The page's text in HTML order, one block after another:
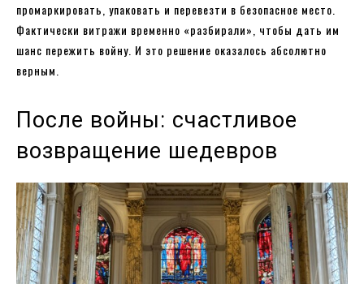
промаркировать, упаковать и перевезти в безопасное место.
Фактически витражи временно «разбирали», чтобы дать им
шанс пережить войну. И это решение оказалось абсолютно
верным.
После войны: счастливое
возвращение шедевров